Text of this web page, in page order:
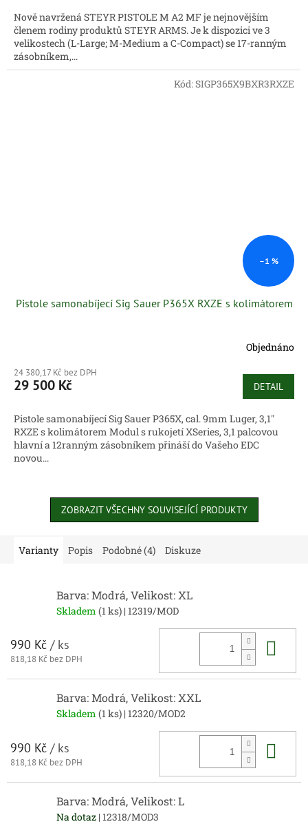
Nově navržená STEYR PISTOLE M A2 MF je nejnovějším
členem rodiny produktů STEYR ARMS. Je k dispozici ve 3
velikostech (L-Large; M-Medium a C-Compact) se 17-ranným
zásobníkem,...
–1 %
Pistole samonabíjecí Sig Sauer P365X RXZE s kolimátorem
Objednáno
24 380,17 Kč bez DPH
29 500 Kč DETAIL
Pistole samonabíjecí Sig Sauer P365X, cal. 9mm Luger, 3,1"
RXZE s kolimátorem Modul s rukojetí XSeries, 3,1 palcovou
hlavní a 12ranným zásobníkem přináší do Vašeho EDC
novou...
Kód:SIGP365X9BXR3RXZE
ZOBRAZIT VŠECHNY SOUVISEJÍCÍ PRODUKTY
Varianty Popis Podobné (4) Diskuze
Barva: Modrá, Velikost: XL
Skladem (1 ks) | 12319/MOD
990 Kč / ks
818,18 Kč bez DPH
Barva: Modrá, Velikost: XXL
Skladem (1 ks) | 12320/MOD2
990 Kč / ks
818,18 Kč bez DPH
Barva: Modrá, Velikost: L
Na dotaz | 12318/MOD3